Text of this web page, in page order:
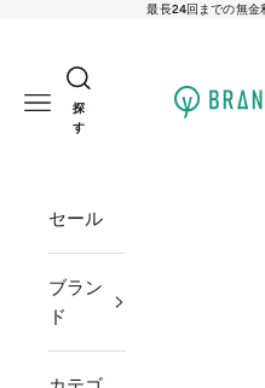
コンテンツへスキップ最長24回までの無金
brand-
メニューを開く
探
す
セール
ブラン
ド